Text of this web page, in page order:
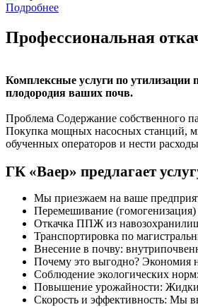
Подробнее
Профессиональная
Комплексные услуги по
плодородия ваших почв.
Проблема Содержание собственного
Покупка мощных насосных станций,
обученных операторов и нести
ГК «Ваер» предлагает
Мы приезжаем на ваше
Перемешивание
Откачка ППЖ из
Транспортировка по
Внесение в почву:
Почему это выгодно? Экономия
Соблюдение экологических
Повышение урожайности:
Скорость и эффективность: Мы